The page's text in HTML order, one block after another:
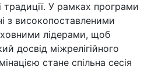
традиції. У рамках програми
з високопоставленими
лідерами, щоб
досвід міжрелігійного
стане спільна сесія